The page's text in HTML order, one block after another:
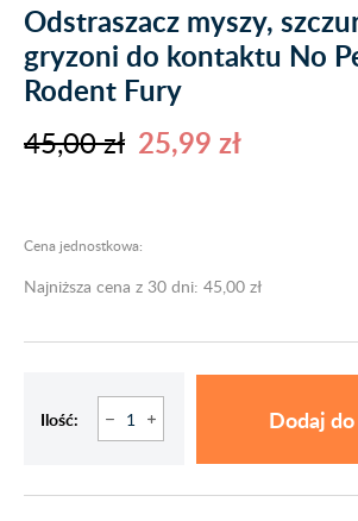
Odstraszacz myszy,
gryzoni do kontaktu No
Rodent Fury
45,00 zł 25,99 zł
Cena jednostkowa:
Najniższa cena z 30 dni: 45,00 zł
Ilość: Dodaj